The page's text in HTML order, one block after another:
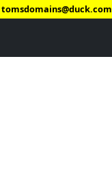
tomsdomains@duck.com